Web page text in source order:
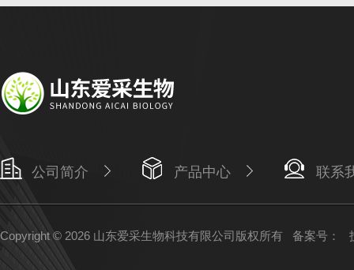
公司简介 产品中心 联系
Copyright © 2026 山东爱采生物科技有限公司版权所有 备案号：